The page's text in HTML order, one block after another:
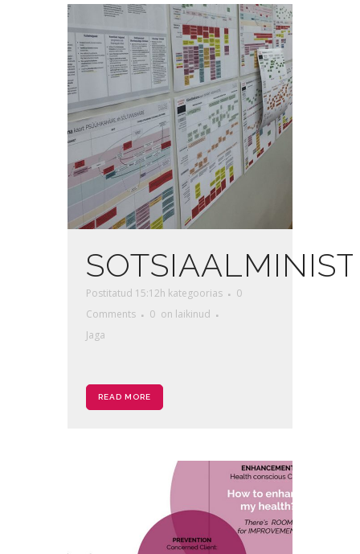
Postitatud 15:12h kategoorias
0
Comments
0 on laikinud
Jaga
READ MORE